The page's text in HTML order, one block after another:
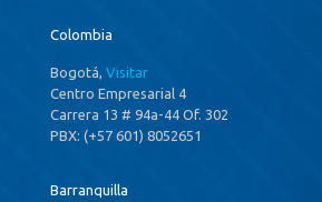
Colombia
Bogotá, Visitar
Centro Empresarial 4
Carrera 13 # 94a-44 Of. 302
PBX: (+57 601) 8052651
Barranquilla